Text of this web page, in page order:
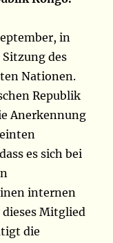
in
des
Nationen.
Republik
Anerkennung
es sich bei
internen
Mitglied
die